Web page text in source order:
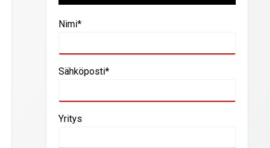
Nimi*
Sähköposti*
Yritys